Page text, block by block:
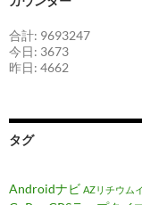
合計: 9693247
今日: 3673
昨日: 4662
タグ
Androidナビ AZリチウム